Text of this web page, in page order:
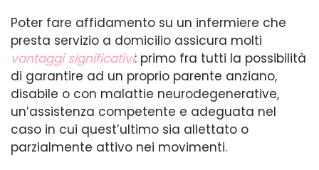
Poter fare affidamento su un infermiere che
presta servizio a domicilio assicura molti
vantaggi significativi: primo fra tutti la possibilità
di garantire ad un proprio parente anziano,
disabile o con malattie neurodegenerative,
un’assistenza competente e adeguata nel
caso in cui quest’ultimo sia allettato o
parzialmente attivo nei movimenti.